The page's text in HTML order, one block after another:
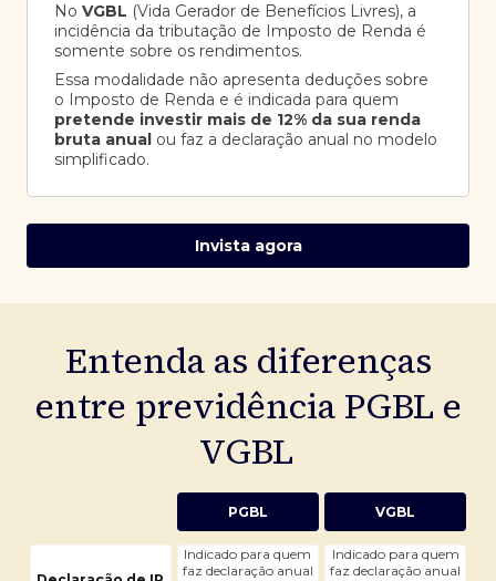
No VGBL (Vida Gerador de Benefícios Livres), a
incidência da tributação de Imposto de Renda é
somente sobre os rendimentos.
Essa modalidade não apresenta deduções sobre
o Imposto de Renda e é indicada para quem
pretende investir mais de 12% da sua renda
bruta anual ou faz a declaração anual no modelo
simplificado.
Invista agora
Entenda as diferenças
entre previdência PGBL e
VGBL
PGBL VGBL
Indicado para quem
faz declaração anual
Indicado para quem
faz declaração anual